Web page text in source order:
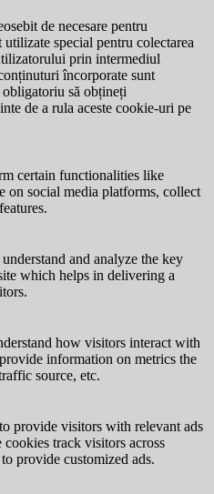
de necesare pentru
special pentru colectarea
prin intermediul
încorporate sunt
să obțineți
de a rula aceste cookie-uri pe
certain functionalities like
on social media platforms, collect
and analyze the key
which helps in delivering a
how visitors interact with
information on metrics the
source, etc.
provide visitors with relevant ads
track visitors across
provide customized ads.